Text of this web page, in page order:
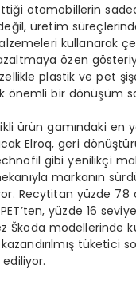
otomobillerin
üretim
kullanarak
özen
plastik ve pet
önemli bir dönüşüm
ürün gamındaki en
Elroq, geri
gibi yenilikçi
markanın
Recytitan yüzde 78
yüzde 16
Škoda modellerinde
tüketici